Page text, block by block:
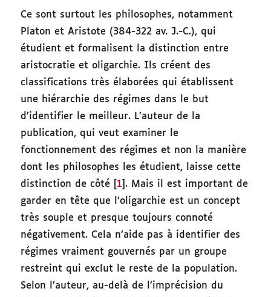
Ce sont surtout les philosophes, notamment
Platon et Aristote (384-322 av. J.-C.), qui
étudient et formalisent la distinction entre
aristocratie et oligarchie. Ils créent des
classifications très élaborées qui établissent
une hiérarchie des régimes dans le but
d’identifier le meilleur. L’auteur de la
publication, qui veut examiner le
fonctionnement des régimes et non la manière
dont les philosophes les étudient, laisse cette
distinction de côté [ 1 ]. Mais il est important de
garder en tête que l’oligarchie est un concept
très souple et presque toujours connoté
négativement. Cela n’aide pas à identifier des
régimes vraiment gouvernés par un groupe
restreint qui exclut le reste de la population.
Selon l’auteur, au-delà de l’imprécision du